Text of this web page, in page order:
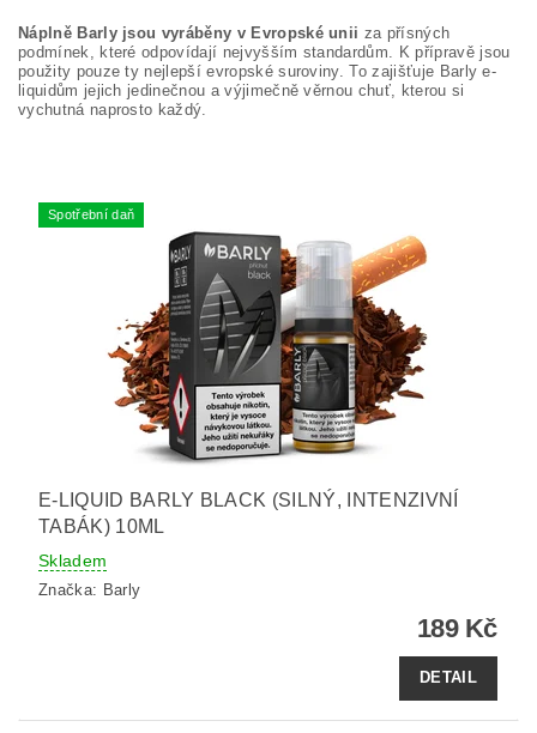
Náplně Barly jsou vyráběny v Evropské unii za přísných
podmínek, které odpovídají nejvyšším standardům. K přípravě jsou
použity pouze ty nejlepší evropské suroviny. To zajišťuje Barly e-
liquidům jejich jedinečnou a výjimečně věrnou chuť, kterou si
vychutná naprosto každý.
Spotřební daň
E-LIQUID BARLY BLACK (SILNÝ, INTENZIVNÍ
TABÁK) 10ML
Skladem
Značka: Barly
189 Kč
DETAIL